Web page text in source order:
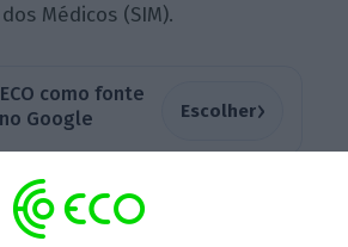
Médicos (SIM).
como fonte
Google
Escolher›
anos, depois de seis anos de
os médicos internos